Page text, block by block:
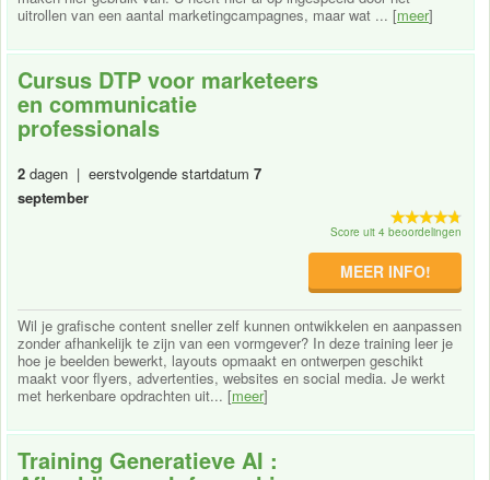
uitrollen van een aantal marketingcampagnes, maar wat ... [meer]
Cursus DTP voor marketeers
en communicatie
professionals
2 dagen | eerstvolgende startdatum 7
september
Score uit 4 beoordelingen
MEER INFO!
Wil je grafische content sneller zelf kunnen ontwikkelen en aanpassen
zonder afhankelijk te zijn van een vormgever? In deze training leer je
hoe je beelden bewerkt, layouts opmaakt en ontwerpen geschikt
maakt voor flyers, advertenties, websites en social media. Je werkt
met herkenbare opdrachten uit... [meer]
Training Generatieve AI :